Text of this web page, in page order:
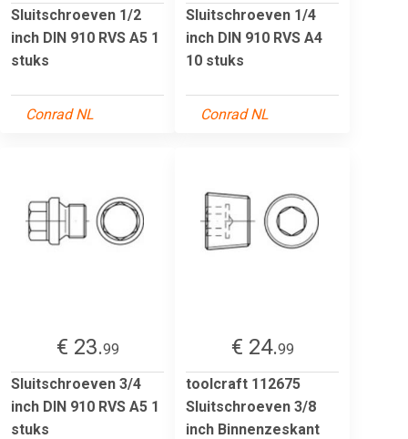
Sluitschroeven 1/2
inch DIN 910 RVS A5 1
stuks
Conrad NL
Sluitschroeven 1/4
inch DIN 910 RVS A4
10 stuks
Conrad NL
€ 23.99
Sluitschroeven 3/4
inch DIN 910 RVS A5 1
stuks
€ 24.99
toolcraft 112675
Sluitschroeven 3/8
inch Binnenzeskant